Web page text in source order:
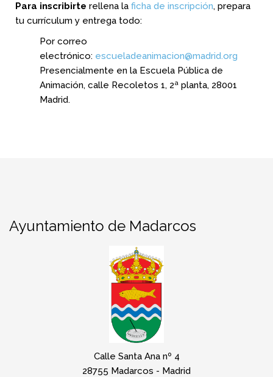
Para inscribirte rellena la ficha de inscripción, prepara
tu currículum y entrega todo:
Por correo
electrónico: escueladeanimacion@madrid.org
Presencialmente en la Escuela Pública de
Animación, calle Recoletos 1, 2ª planta, 28001
Madrid.
Ayuntamiento de Madarcos
Calle Santa Ana nº 4
28755 Madarcos - Madrid